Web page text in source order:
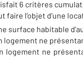
6 critères
faire l’objet d’une
surface habitable
logement ne
logement ne